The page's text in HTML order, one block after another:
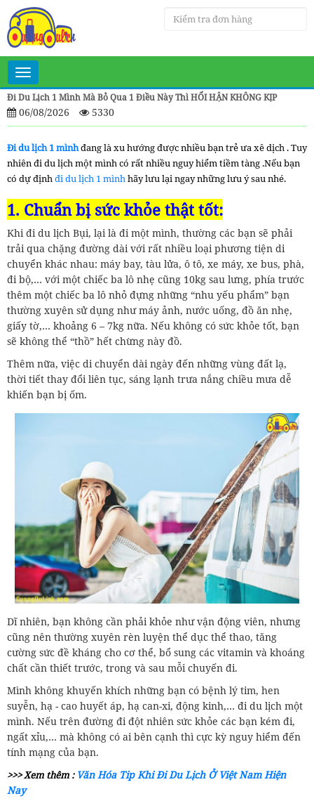
Toggle
navigation
Đi Du Lịch 1 Mình Mà Bỏ Qua 1 Điều Này Thì HỐI HẬN KHÔNG KỊP
06/08/2026 5330
Đi du lịch 1 mìnhđang là xu hướng được nhiều bạn trẻ ưa xê dịch . Tuy
nhiên đi du lịch một mình có rất nhiều nguy hiểm tiềm tàng .Nếu bạn
có dự địnhđi du lịch 1 mìnhhãy lưu lại ngay những lưu ý sau nhé.
1. Chuẩn bị sức khỏe thật tốt:
Khi đi du lịch Bụi, lại là đi một mình, thường các bạn sẽ phải
trải qua chặng đường dài với rất nhiều loại phương tiện di
chuyển khác nhau: máy bay, tàu lửa, ô tô, xe máy, xe bus, phà,
đi bộ,… với một chiếc ba lô nhẹ cũng 10kg sau lưng, phía trước
thêm một chiếc ba lô nhỏ đựng những “nhu yếu phẩm” bạn
thường xuyên sử dụng như máy ảnh, nước uống, đồ ăn nhẹ,
giấy tờ,… khoảng 6 – 7kg nữa. Nếu không có sức khỏe tốt, bạn
sẽ không thể “thồ” hết chừng này đồ.
Thêm nữa, việc di chuyển dài ngày đến những vùng đất lạ,
thời tiết thay đổi liên tục, sáng lạnh trưa nắng chiều mưa dễ
khiến bạn bị ốm.
Dĩ nhiên, bạn không cần phải khỏe như vận động viên, nhưng
cũng nên thường xuyên rèn luyện thể dục thể thao, tăng
cường sức đề kháng cho cơ thể, bổ sung các vitamin và khoáng
chất cần thiết trước, trong và sau mỗi chuyến đi.
Mình không khuyến khích những bạn có bệnh lý tim, hen
suyễn, hạ - cao huyết áp, hạ can-xi, động kinh,… đi du lịch một
mình. Nếu trên đường đi đột nhiên sức khỏe các bạn kém đi,
ngất xỉu,… mà không có ai bên cạnh thì cực kỳ nguy hiểm đến
tính mạng của bạn.
>>> Xem thêm : Văn Hóa Tip Khi Đi Du Lịch Ở Việt Nam Hiện
Nay